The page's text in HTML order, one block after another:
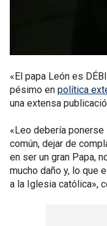
«El papa León es
pésimo en política
una extensa
«Leo debería
común, dejar de
en ser un gran Papa,
mucho daño y, lo que
a la Iglesia católica»,